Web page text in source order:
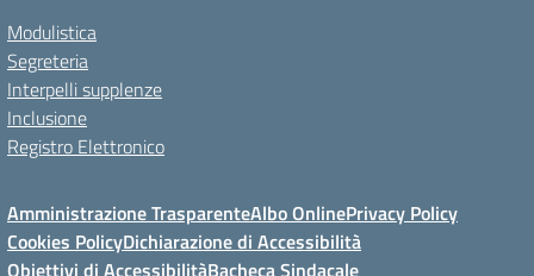
Modulistica
Segreteria
Interpelli supplenze
Inclusione
Registro Elettronico
Amministrazione TrasparenteAlbo OnlinePrivacy Policy
Cookies PolicyDichiarazione di Accessibilità
Obiettivi di AccessibilitàBacheca Sindacale